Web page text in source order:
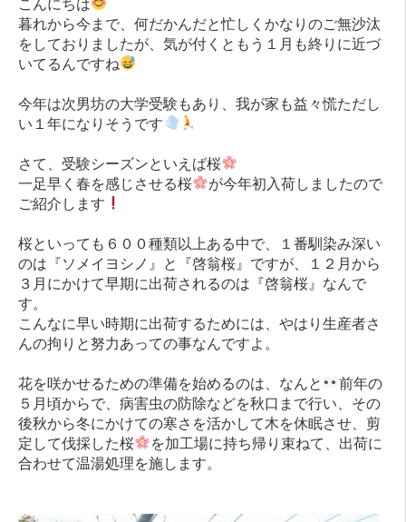
こんにちは
暮れから今まで、何だかんだと忙しくかなりのご無沙汰
をしておりましたが、気が付くともう１月も終りに近づ
いてるんですね
今年は次男坊の大学受験もあり、我が家も益々慌ただし
い１年になりそうです
さて、受験シーズンといえば桜
一足早く春を感じさせる桜
が今年初入荷しましたので
ご紹介します
桜といっても６００種類以上ある中で、１番馴染み深い
のは『ソメイヨシノ』と『啓翁桜』ですが、１２月から
３月にかけて早期に出荷されるのは『啓翁桜』なんで
す。
こんなに早い時期に出荷するためには、やはり生産者さ
んの拘りと努力あっての事なんですよ。
花を咲かせるための準備を始めるのは、なんと
前年の
５月頃からで、病害虫の防除などを秋口まで行い、その
後秋から冬にかけての寒さを活かして木を休眠させ、剪
定して伐採した桜
を加工場に持ち帰り束ねて、出荷に
合わせて温湯処理を施します。